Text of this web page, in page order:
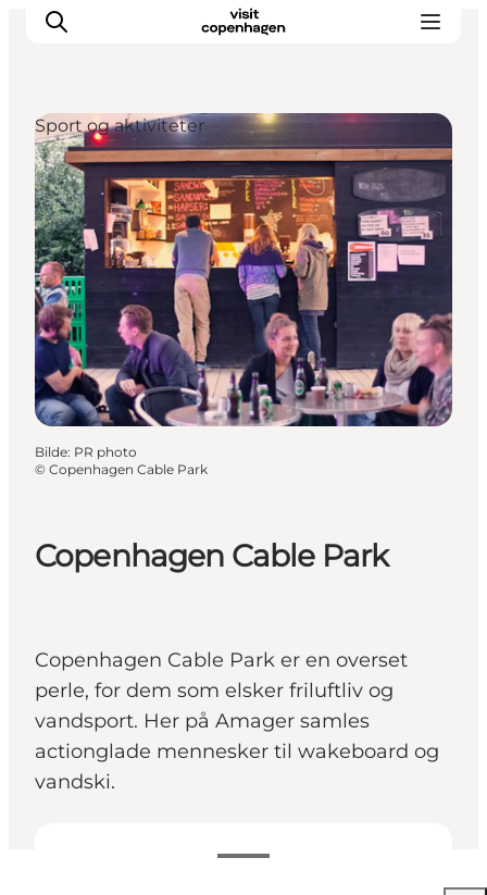
Aktiviteter
Spise og drikke
Planlegg turen din
Copenhagen Cable Park
Copenhagen Cable Park er en overset
perle, for dem som elsker friluftliv og
vandsport. Her på Amager samles
actionglade mennesker til wakeboard og
vandski.
Sport og aktiviteter
Bilde: PR photo
© Copenhagen Cable Park